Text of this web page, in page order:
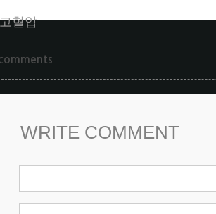
고혈압
WRITE COMMENT